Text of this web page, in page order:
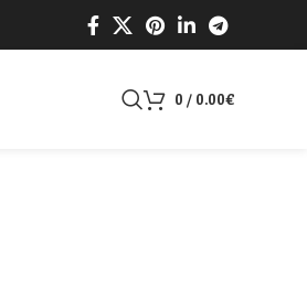
0 / 0.00€